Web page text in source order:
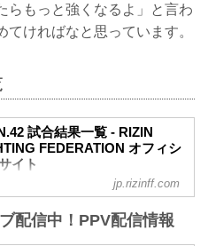
もっと強くなるよ」と言わ
ければなと思っています。
試合結果一覧 - RIZIN
FEDERATION オフィシ
イト
合／朝倉海 vs. 元谷友貴
）朝倉海 vs. 元谷友貴（LOSE）
jp.rizinff.com
配信中！PPV配信情報